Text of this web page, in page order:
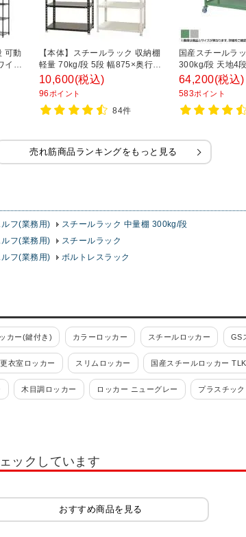
可動
イヤ
行
【本体】スチールラック 収納棚
軽量 70kg/段 5段 幅875×奥行
450×高さ1800mm 【ホワイト・
ブラック】
10,600(税込)
96 ポイント
84件
国産スチールラ
300kg/段 天地4
スター付き 収納
1500×奥行600×
ャスター直径
64,200(税込)
583ポイント
売れ筋商品ランキングをもっと見る
フ(業務用)
スチールラック 中量棚 300kg/段
フ(業務用)
スチールラック
フ(業務用) ボルトレスラック
カー(鍵付き) カラーロッカー スチールロッカー GS
更衣室ロッカー スリムロッカー 国産スチールロッカー TLK
木目調ロッカー ロッカー ニューグレー プラスチッ
ロッカーホワイト系(白)
製ラック・木製書庫 役員用家具 扉タイプから探す
ックしています
おすすめ商品を見る